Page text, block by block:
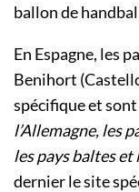
ballon de
En Espagne, les
Benihort
spécifique et
l’Allemagne, les
les pays baltes et
dernier le site